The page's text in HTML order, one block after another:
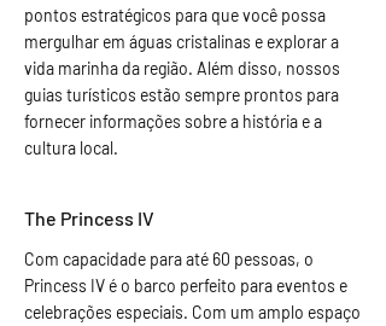
pontos estratégicos para que você possa
mergulhar em águas cristalinas e explorar a
vida marinha da região. Além disso, nossos
guias turísticos estão sempre prontos para
fornecer informações sobre a história e a
cultura local.
The Princess IV
Com capacidade para até 60 pessoas, o
Princess IV é o barco perfeito para eventos e
celebrações especiais. Com um amplo espaço